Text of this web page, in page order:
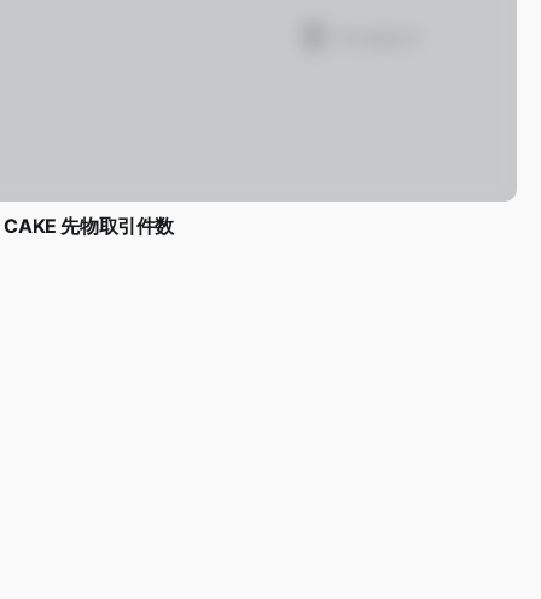
CAKE 先物取引件数